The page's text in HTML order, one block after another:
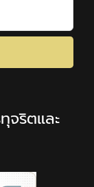
จริตและ